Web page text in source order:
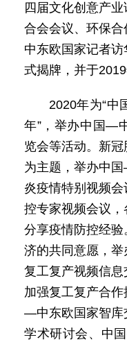
四届文化创意产
合会会议、环保合
中东欧国家记者
式揭牌，并于
2020年为“
年”，举办中国—
览会等活动。新
为主题，举办中
炎疫情特别视频
控专家视频会议
分享疫情防控经
济的共同意愿，
复工复产视频信
加强复工复产合
—中东欧国家智库
学术研讨会、中